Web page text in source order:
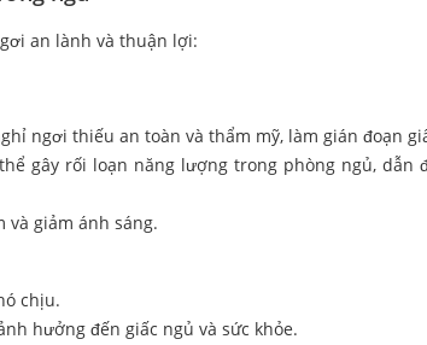
an lành và thuận lợi:
ngơi thiếu an toàn và thẩm mỹ, làm gián đoạn
gây rối loạn năng lượng trong phòng ngủ, dẫn
và giảm ánh sáng.
chịu.
hưởng đến giấc ngủ và sức khỏe.